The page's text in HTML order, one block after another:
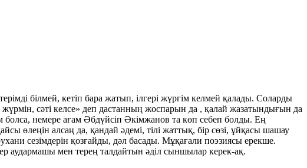
білмей, кетіп бара жатып, ілгері жүргім келмей қалады. Соларды
сәті келсе» деп дастанның жоспарын да , қалай жазатындығын да
немере ағам Әбдүйсіп Әкімжанов та көп себеп болды. Ең
өлеңін алсаң да, қандай әдемі, тілі жаттық, бір сөзі, ұйқасы шашау
сезімдерін қозғайды, дәл басады. Мұқағали поэзиясы ерекше.
аудармашы мен терең талдайтын әділ сыншылар керек-ақ.